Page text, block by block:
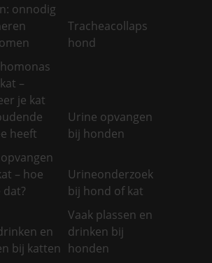
onnodig
Tracheacollaps
hond
–
je kat
heeft
Urine opvangen
bij honden
– hoe
dat?
Urineonderzoek
bij hond of kat
en
bij katten
Vaak plassen en
drinken bij
honden